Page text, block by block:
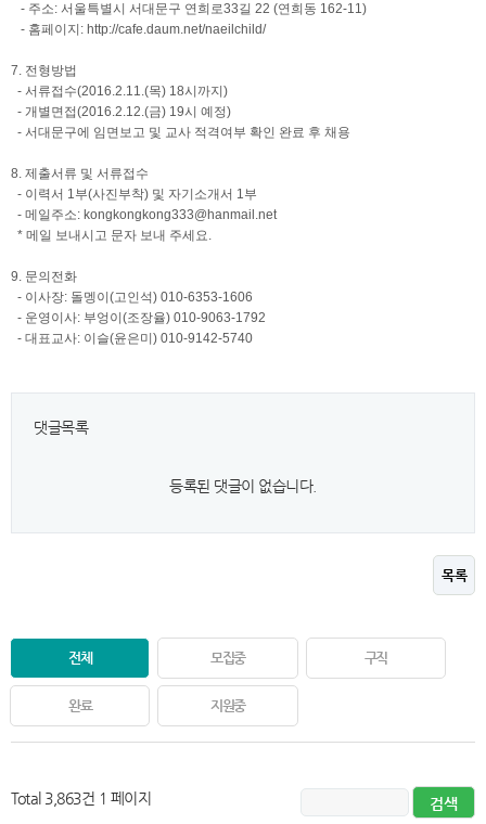
- 주소: 서울특별시 서대문구 연희로33길 22 (연희동 162-11)
- 홈페이지: http://cafe.daum.net/naeilchild/
7. 전형방법
- 서류접수(2016.2.11.(목) 18시까지)
- 개별면접(2016.2.12.(금) 19시 예정)
- 서대문구에 임면보고 및 교사 적격여부 확인 완료 후 채용
8. 제출서류 및 서류접수
- 이력서 1부(사진부착) 및 자기소개서 1부
- 메일주소: kongkongkong333@hanmail.net
* 메일 보내시고 문자 보내 주세요.
9. 문의전화
- 이사장: 돌멩이(고인석) 010-6353-1606
- 운영이사: 부엉이(조장율) 010-9063-1792
- 대표교사: 이슬(윤은미) 010-9142-5740
댓글목록
등록된 댓글이 없습니다.
목록
전체 모집중 구직
완료 지원중
Total 3,863건 1 페이지